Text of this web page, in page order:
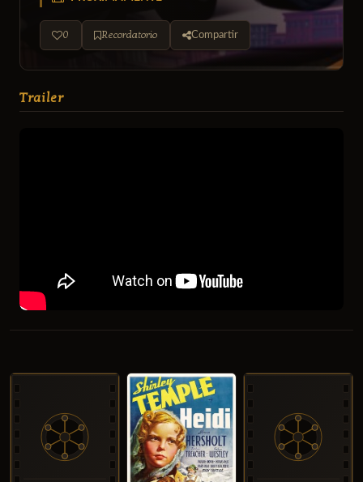
0 Recordatorio Compartir
Trailer